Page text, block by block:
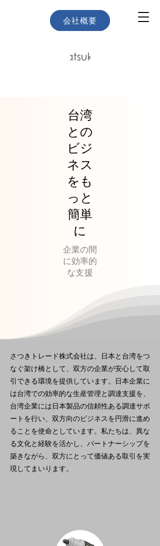
Team
会社概要
台湾
との
ビジ
ネス
をも
っと
簡単
に
企業の間
に効率的
な支援
さつきトレード株式会社は、日本と台湾をつ
なぐ架け橋として、双方の企業が安心して取
引できる環境を提供しています。日本企業に
は台湾での効率的な生産管理と調達支援を、
台湾企業には日本製品の信頼性ある調達サポ
ートを行い、双方向のビジネスを円滑に進め
ることを使命としています。私たちは、異な
る文化と経験を活かし、パートナーシップを
築きながら、双方にとって価値ある取引を実
現してまいります。